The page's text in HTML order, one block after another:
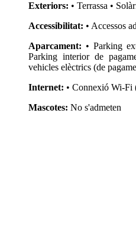
Exteriors: • Terrassa •
Accessibilitat: • Accessos
Aparcament: • Parking
Parking interior de
vehicles elèctrics (de
Internet: • Connexió Wi-Fi
Mascotes: No s'admeten